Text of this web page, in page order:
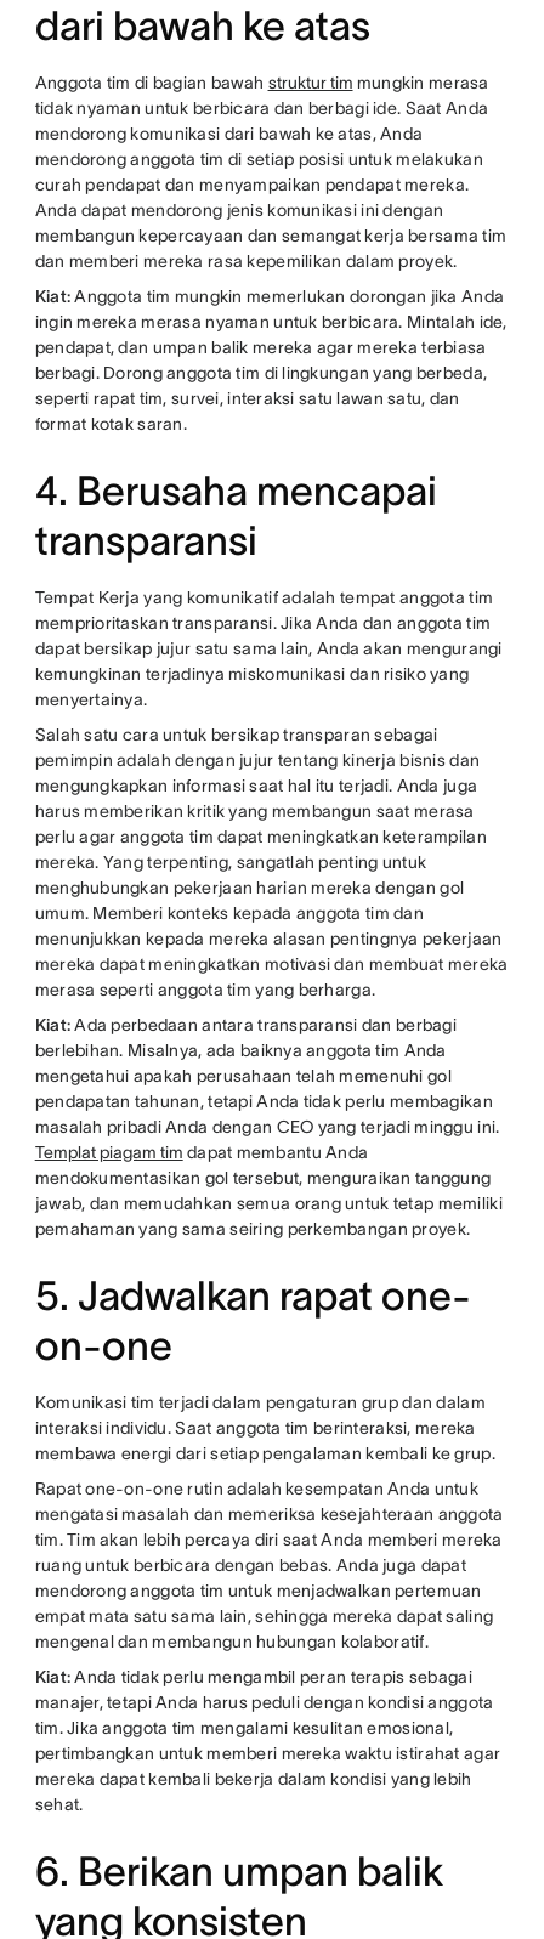
dari bawah ke atas
Anggota tim di bagian bawah struktur tim mungkin merasa
tidak nyaman untuk berbicara dan berbagi ide. Saat Anda
mendorong komunikasi dari bawah ke atas, Anda
mendorong anggota tim di setiap posisi untuk melakukan
curah pendapat dan menyampaikan pendapat mereka.
Anda dapat mendorong jenis komunikasi ini dengan
membangun kepercayaan dan semangat kerja bersama tim
dan memberi mereka rasa kepemilikan dalam proyek.
Kiat:Anggota tim mungkin memerlukan dorongan jika Anda
ingin mereka merasa nyaman untuk berbicara. Mintalah ide,
pendapat, dan umpan balik mereka agar mereka terbiasa
berbagi. Dorong anggota tim di lingkungan yang berbeda,
seperti rapat tim, survei, interaksi satu lawan satu, dan
format kotak saran.
4. Berusaha mencapai
transparansi
Tempat Kerja yang komunikatif adalah tempat anggota tim
memprioritaskan transparansi. Jika Anda dan anggota tim
dapat bersikap jujur satu sama lain, Anda akan mengurangi
kemungkinan terjadinya miskomunikasi dan risiko yang
menyertainya.
Salah satu cara untuk bersikap transparan sebagai
pemimpin adalah dengan jujur tentang kinerja bisnis dan
mengungkapkan informasi saat hal itu terjadi. Anda juga
harus memberikan kritik yang membangun saat merasa
perlu agar anggota tim dapat meningkatkan keterampilan
mereka. Yang terpenting, sangatlah penting untuk
menghubungkan pekerjaan harian mereka dengan gol
umum. Memberi konteks kepada anggota tim dan
menunjukkan kepada mereka alasan pentingnya pekerjaan
mereka dapat meningkatkan motivasi dan membuat mereka
merasa seperti anggota tim yang berharga.
Kiat:Ada perbedaan antara transparansi dan berbagi
berlebihan. Misalnya, ada baiknya anggota tim Anda
mengetahui apakah perusahaan telah memenuhi gol
pendapatan tahunan, tetapi Anda tidak perlu membagikan
masalah pribadi Anda dengan CEO yang terjadi minggu ini.
Templat piagam tim dapat membantu Anda
mendokumentasikan gol tersebut, menguraikan tanggung
jawab, dan memudahkan semua orang untuk tetap memiliki
pemahaman yang sama seiring perkembangan proyek.
5. Jadwalkan rapat one-
on-one
Komunikasi tim terjadi dalam pengaturan grup dan dalam
interaksi individu. Saat anggota tim berinteraksi, mereka
membawa energi dari setiap pengalaman kembali ke grup.
Rapat one-on-one rutin adalah kesempatan Anda untuk
mengatasi masalah dan memeriksa kesejahteraan anggota
tim. Tim akan lebih percaya diri saat Anda memberi mereka
ruang untuk berbicara dengan bebas. Anda juga dapat
mendorong anggota tim untuk menjadwalkan pertemuan
empat mata satu sama lain, sehingga mereka dapat saling
mengenal dan membangun hubungan kolaboratif.
Kiat:Anda tidak perlu mengambil peran terapis sebagai
manajer, tetapi Anda harus peduli dengan kondisi anggota
tim. Jika anggota tim mengalami kesulitan emosional,
pertimbangkan untuk memberi mereka waktu istirahat agar
mereka dapat kembali bekerja dalam kondisi yang lebih
sehat.
6. Berikan umpan balik
yang konsisten